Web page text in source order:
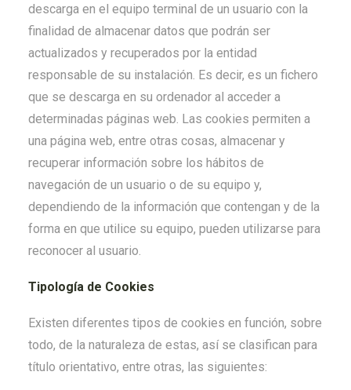
descarga en el equipo terminal de un usuario con la
finalidad de almacenar datos que podrán ser
actualizados y recuperados por la entidad
responsable de su instalación. Es decir, es un fichero
que se descarga en su ordenador al acceder a
determinadas páginas web. Las cookies permiten a
una página web, entre otras cosas, almacenar y
recuperar información sobre los hábitos de
navegación de un usuario o de su equipo y,
dependiendo de la información que contengan y de la
forma en que utilice su equipo, pueden utilizarse para
reconocer al usuario.
Tipología de Cookies
Existen diferentes tipos de cookies en función, sobre
todo, de la naturaleza de estas, así se clasifican para
título orientativo, entre otras, las siguientes: